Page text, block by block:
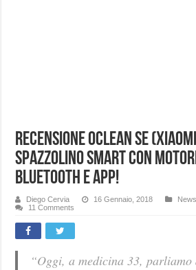
Recensione Oclean SE
spazzolino SMART con
bluetooth e app!
Diego Cervia 16 Gennaio, 2018 News
11 Comments
“Oggi, a medicina 33,